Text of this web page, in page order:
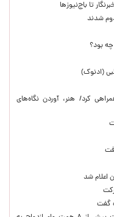
تا باج‌نیوزها
بود؟
(ادنوک)
کرد/ هنر، آوردن نگاه‌های
اعلام شد
گفت